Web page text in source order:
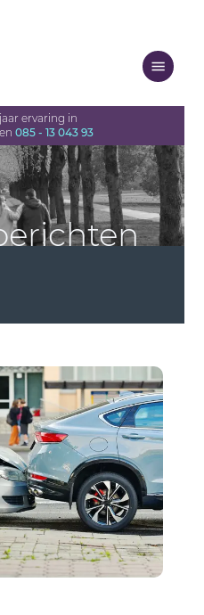
ervaring in
085 - 13 043 93